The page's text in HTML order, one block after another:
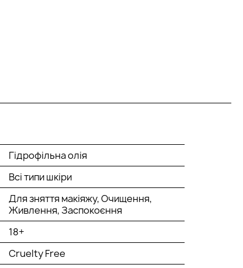
Гідрофільна олія
Всі типи шкіри
Для зняття макіяжу, Очищення,
Живлення, Заспокоєння
18+
Cruelty Free